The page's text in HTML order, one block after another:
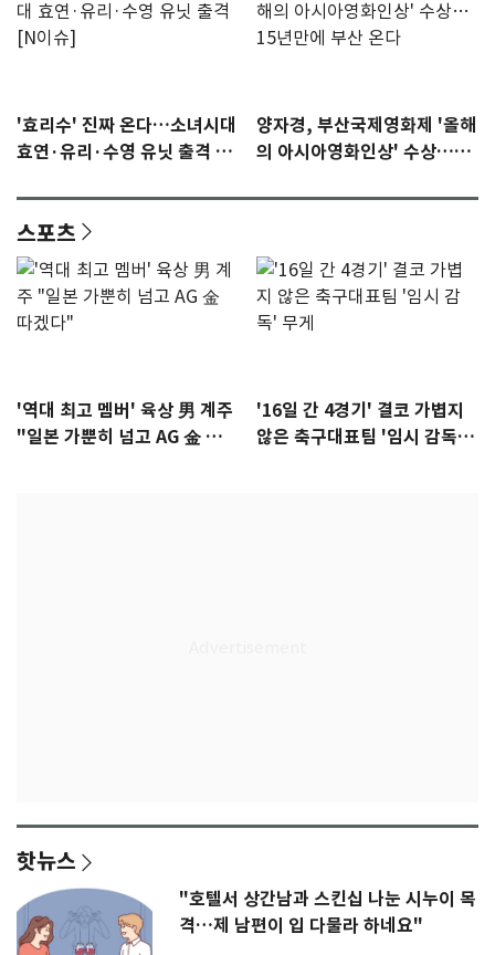
'효리수' 진짜 온다…소녀시대
효연·유리·수영 유닛 출격 [N
양자경, 부산국제영화제 '올해
의 아시아영화인상' 수상…15
스포츠
'역대 최고 멤버' 육상 男 계주
"일본 가뿐히 넘고 AG 金 따겠
'16일 간 4경기' 결코 가볍지
않은 축구대표팀 '임시 감독'
핫뉴스
"호텔서 상간남과 스킨십 나눈 시누이 목
격…제 남편이 입 다물라 하네요"